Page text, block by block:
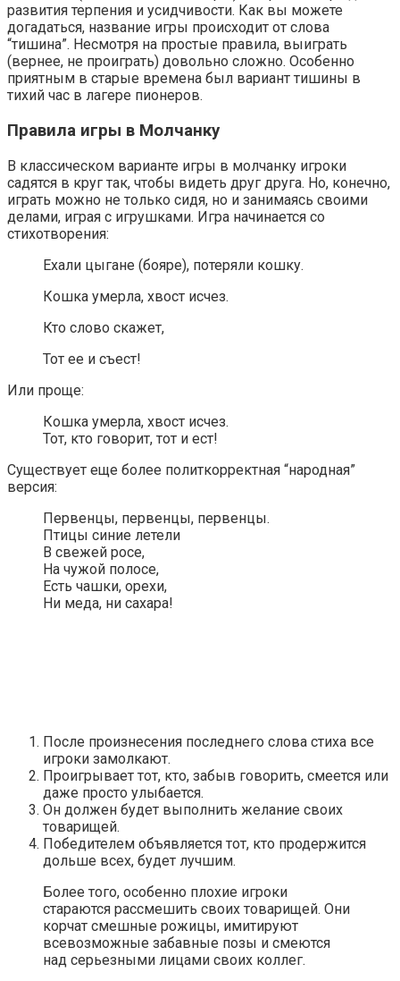
развития терпения и усидчивости. Как вы можете
догадаться, название игры происходит от слова
“тишина”. Несмотря на простые правила, выиграть
(вернее, не проиграть) довольно сложно. Особенно
приятным в старые времена был вариант тишины в
тихий час в лагере пионеров.
Правила игры в Молчанку
В классическом варианте игры в молчанку игроки
садятся в круг так, чтобы видеть друг друга. Но, конечно,
играть можно не только сидя, но и занимаясь своими
делами, играя с игрушками. Игра начинается со
стихотворения:
Ехали цыгане (бояре), потеряли кошку.
Кошка умерла, хвост исчез.
Кто слово скажет,
Тот ее и съест!
Или проще:
Кошка умерла, хвост исчез.
Тот, кто говорит, тот и ест!
Существует еще более политкорректная “народная”
версия:
Первенцы, первенцы, первенцы.
Птицы синие летели
В свежей росе,
На чужой полосе,
Есть чашки, орехи,
Ни меда, ни сахара!
После произнесения последнего слова стиха все
игроки замолкают.
Проигрывает тот, кто, забыв говорить, смеется или
даже просто улыбается.
Он должен будет выполнить желание своих
товарищей.
Победителем объявляется тот, кто продержится
дольше всех, будет лучшим.
Более того, особенно плохие игроки
стараются рассмешить своих товарищей. Они
корчат смешные рожицы, имитируют
всевозможные забавные позы и смеются
над серьезными лицами своих коллег.